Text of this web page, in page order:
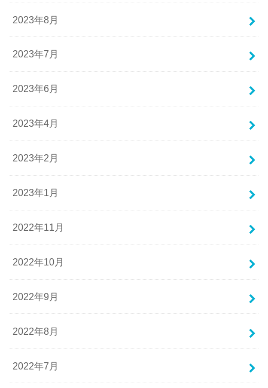
2023年8月
2023年7月
2023年6月
2023年4月
2023年2月
2023年1月
2022年11月
2022年10月
2022年9月
2022年8月
2022年7月